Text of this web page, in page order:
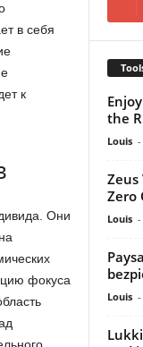
в себя
к
Они
фокуса
the
Louis -
Zeus
Zero
Louis -
Louis -